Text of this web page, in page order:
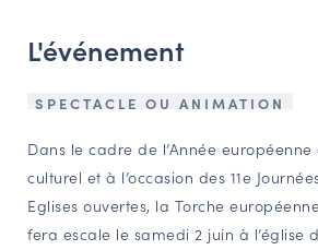
Espace acteurs
NAVIGATION FILTRÉE «
PORTAIL CULTURE
Comité d'Histoire Régionale
L'événement
SPECTACLE OU ANIMATION
Dans le cadre de l’Année
culturel et à l’occasion des 11e
Eglises ouvertes, la Torche
fera escale le samedi 2 juin à l’église